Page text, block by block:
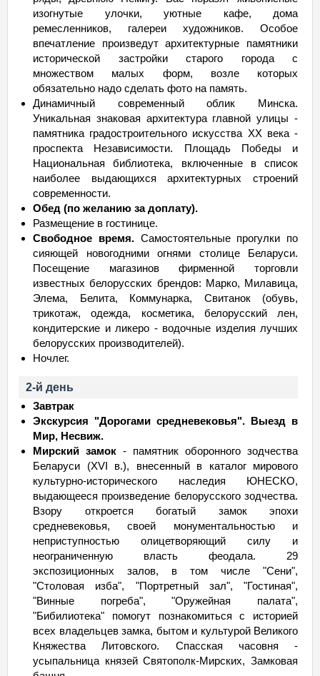
изогнутые улочки, уютные кафе, дома
ремесленников, галереи художников. Особое
впечатление произведут архитектурные памятники
исторической застройки старого города с
множеством малых форм, возле которых
обязательно надо сделать фото на память.
Динамичный современный облик Минска.
Уникальная знаковая архитектура главной улицы -
памятника градостроительного искусства XX века -
проспекта Независимости. Площадь Победы и
Национальная библиотека, включенные в список
наиболее выдающихся архитектурных строений
современности.
Обед (по желанию за доплату).
Размещение в гостинице.
Свободное время.Самостоятельные прогулки по
сияющей новогодними огнями столице Беларуси.
Посещение магазинов фирменной торговли
известных белорусских брендов: Марко, Милавица,
Элема, Белита, Коммунарка, Свитанок (обувь,
трикотаж, одежда, косметика, белорусский лен,
кондитерские и ликеро - водочные изделия лучших
белорусских производителей).
Ночлег.
2-й день
Завтрак
Экскурсия "Дорогами средневековья". Выезд в
Мир, Несвиж.
Мирский замок - памятник оборонного зодчества
Беларуси (XVI в.), внесенный в каталог мирового
культурно-исторического наследия ЮНЕСКО,
выдающееся произведение белорусского зодчества.
Взору откроется богатый замок эпохи
средневековья, своей монументальностью и
неприступностью олицетворяющий силу и
неограниченную власть феодала. 29
экспозиционных залов, в том числе "Сени",
"Столовая изба", "Портретный зал", "Гостиная",
"Винные погреба", "Оружейная палата",
"Бибилиотека" помогут познакомиться с историей
всех владельцев замка, бытом и культурой Великого
Княжества Литовского. Спасская часовня -
усыпальница князей Святополк-Мирских, Замковая